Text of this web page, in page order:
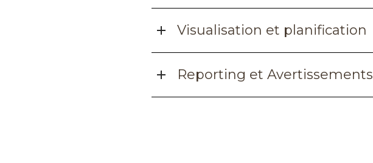
Visualisation et planification
Reporting et Avertissements